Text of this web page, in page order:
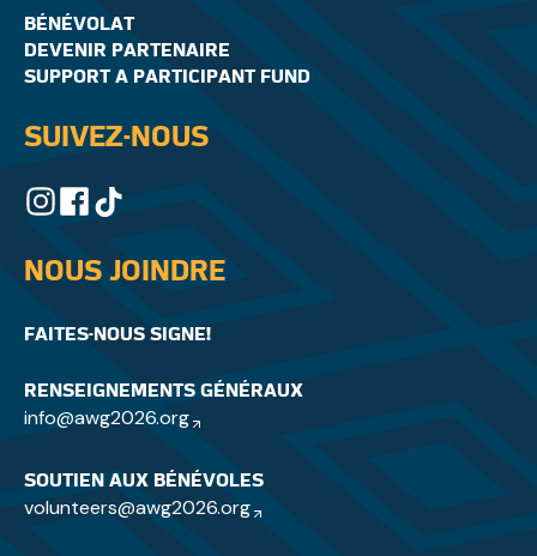
BÉNÉVOLAT
DEVENIR PARTENAIRE
SUPPORT A PARTICIPANT FUND
SUIVEZ-NOUS
NOUS JOINDRE
FAITES-NOUS SIGNE!
RENSEIGNEMENTS GÉNÉRAUX
info@awg2026.org
SOUTIEN AUX BÉNÉVOLES
volunteers@awg2026.org